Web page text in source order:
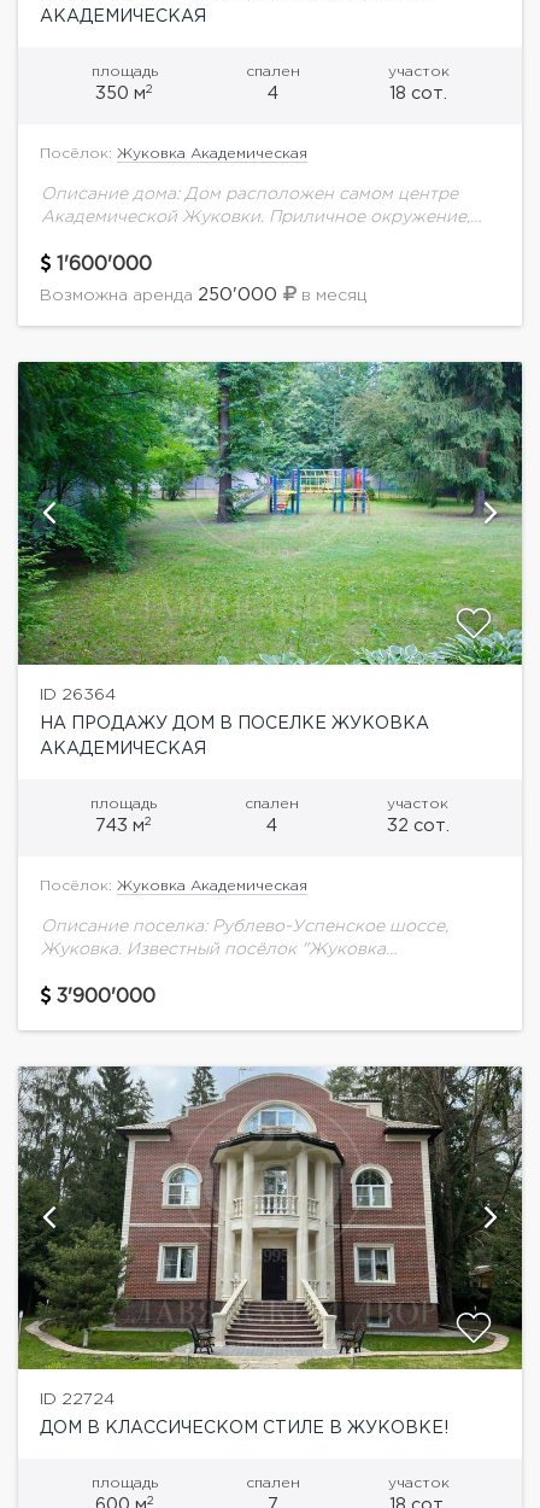
АКАДЕМИЧЕСКАЯ
площадь
350 м2
спален
4
участок
18 сот.
Посёлок: Жуковка Академическая
Описание дома: Дом расположен самом центре
Академической Жуковки. Приличное окружение,
участка. Планировка дома: 1 этаж - каминный зал,
кухня, столовая, спальня, санузел....
1'600'000
Возможна аренда 250'000 в месяц
ID 26364
НА ПРОДАЖУ ДОМ В ПОСЕЛКЕ ЖУКОВКА
АКАДЕМИЧЕСКАЯ
площадь
743 м2
спален
4
участок
32 сот.
Посёлок: Жуковка Академическая
Описание поселка: Рублево-Успенское шоссе,
Жуковка. Известный посёлок "Жуковка
посёлка "Академическая" ведет свою историю с тех
3'900'000
ID 22724
ДОМ В КЛАССИЧЕСКОМ СТИЛЕ В ЖУКОВКЕ!
площадь
600 м2
спален
7
участок
18 сот.